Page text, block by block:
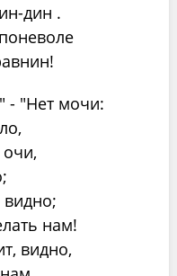
дин .
- "Нет мочи:
видно;
нам!
видно,